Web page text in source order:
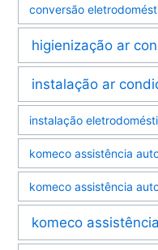
conversão
higienização ar
instalação ar
instalação
komeco assistência
komeco assistência
komeco